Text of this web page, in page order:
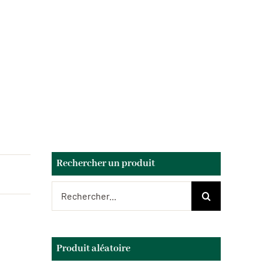
Rechercher un produit
Produit aléatoire